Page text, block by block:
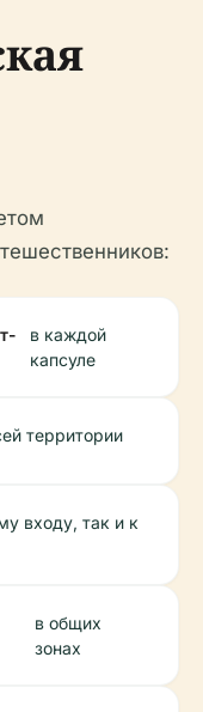
в каждой
капсуле
территории
входу, так и к
в общих
зонах